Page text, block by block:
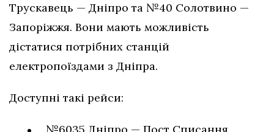
Трускавець — Дніпро та №40 Солотвино —
Запоріжжя. Вони мають можливість
дістатися потрібних станцій
електропоїздами з Дніпра.
Доступні такі рейси: